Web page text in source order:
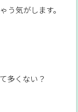
う気がします。
多くない？